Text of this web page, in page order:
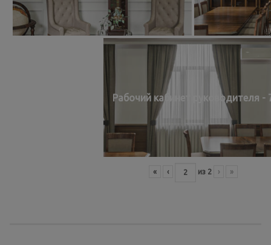
Рабочий кабинет руководителя -
« ‹ из 2 › »